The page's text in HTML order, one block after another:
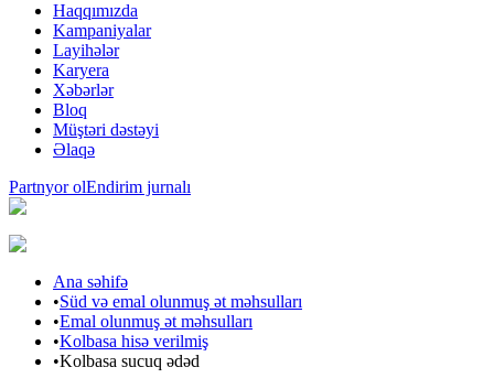
Haqqımızda
Kampaniyalar
Layihələr
Karyera
Xəbərlər
Bloq
Müştəri dəstəyi
Əlaqə
Partnyor olEndirim jurnalı
Ana səhifə
•Süd və emal olunmuş ət məhsulları
•Emal olunmuş ət məhsulları
•Kolbasa hisə verilmiş
•Kolbasa sucuq ədəd